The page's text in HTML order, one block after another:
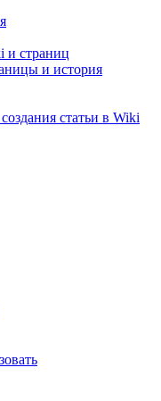
и страниц
и история
статьи в Wiki